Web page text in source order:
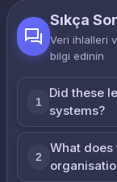
Sıkça
Veri ihlalleri
bilgi edinin
1
Did these
systems?
2
What